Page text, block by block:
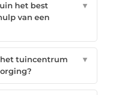
het best
van een
▼
tuincentrum
▼